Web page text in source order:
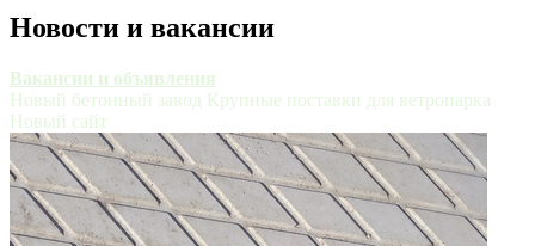
Новости и вакансии
Вакансии и объявления
Новый бетонный завод Крупные поставки для ветропарка
Новый сайт